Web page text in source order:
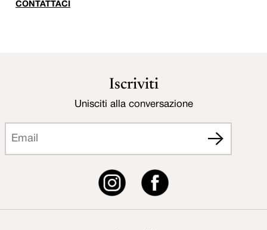
CONTATTACI
Iscriviti
Unisciti alla conversazione